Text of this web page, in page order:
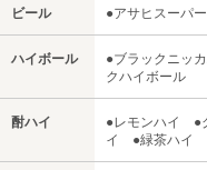
ビール ●アサヒスーパ
ハイボール
●ブラックニッ
クハイボール
酎ハイ
●レモンハイ ●
イ ●緑茶ハイ